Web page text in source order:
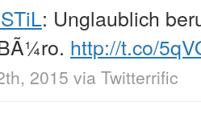
: Unglaublich
http://t.co/
2015 via Twitterrific